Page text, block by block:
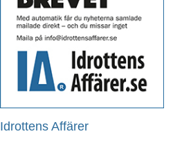
Idrottens Affärer